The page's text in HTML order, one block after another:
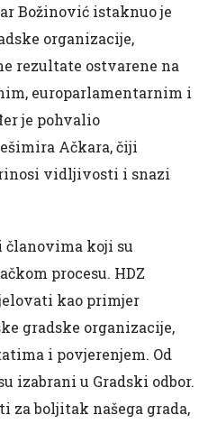
Božinović istaknuo je
organizacije,
rezultate ostvarene na
europarlamentarnim i
je pohvalio
Ačkara, čiji
vidljivosti i snazi
članovima koji su
procesu. HDZ
kao primjer
gradske organizacije,
i povjerenjem. Od
izabrani u Gradski odbor.
za boljitak našega grada,